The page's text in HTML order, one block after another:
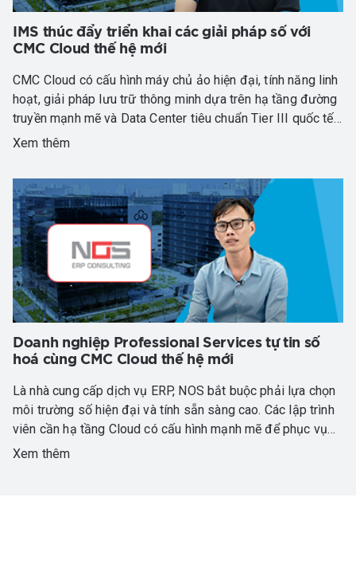
IMS thúc đẩy triển khai các giải pháp số với
CMC Cloud thế hệ mới
CMC Cloud có cấu hình máy chủ ảo hiện đại, tính năng linh
hoạt, giải pháp lưu trữ thông minh dựa trên hạ tầng đường
truyền mạnh mẽ và Data Center tiêu chuẩn Tier III quốc tế
đã hoàn toàn đáp ứng những tiêu chí của IMS, giúp IMS tối
30% và đảm bảo dịch vụ của IMS luôn ổn định.
Xem thêm
Doanh nghiệp Professional Services tự tin số
hoá cùng CMC Cloud thế hệ mới
Là nhà cung cấp dịch vụ ERP, NOS bắt buộc phải lựa chọn
môi trường số hiện đại và tính sẵn sàng cao. Các lập trình
viên cần hạ tầng Cloud có cấu hình mạnh mẽ để phục vụ
các hoạt động lập trình, chạy thử phần mềm trên các hệ
Xem thêm